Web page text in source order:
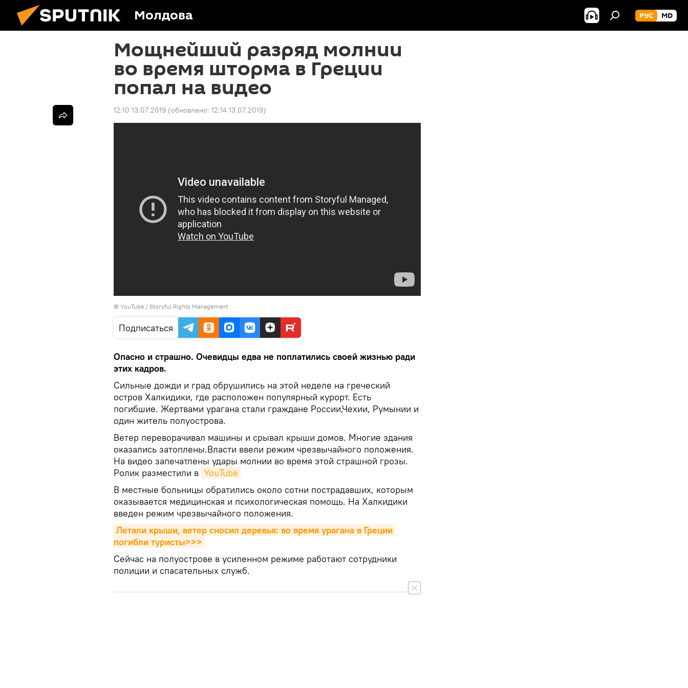
Молдова РУС MD
Мощнейший разряд молнии
во время шторма в Греции
попал на видео
12:10 13.07.2019 (обновлено: 12:14 13.07.2019)
© YouTube / Storyful Rights Management
Подписаться
Опасно и страшно. Очевидцы едва не поплатились своей жизнью ради
этих кадров.
Сильные дожди и град обрушились на этой неделе на греческий
остров Халкидики, где расположен популярный курорт. Есть
погибшие. Жертвами урагана стали граждане России,Чехии, Румынии и
один житель полуострова.
Ветер переворачивал машины и срывал крыши домов. Многие здания
оказались затоплены.Власти ввели режим чрезвычайного положения.
На видео запечатлены удары молнии во время этой страшной грозы.
Ролик разместили в YouTube
В местные больницы обратились около сотни пострадавших, которым
оказывается медицинская и психологическая помощь. На Халкидики
введен режим чрезвычайного положения.
Летали крыши, ветер сносил деревья: во время урагана в Греции
погибли туристы>>>
Сейчас на полуострове в усиленном режиме работают сотрудники
полиции и спасательных служб.